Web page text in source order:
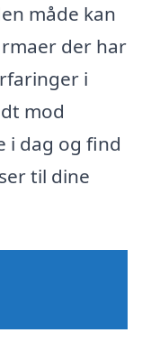
måde kan
der har
i
mod
i dag og find
til dine